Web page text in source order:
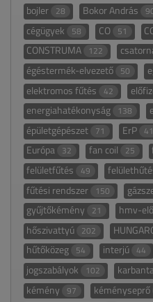
bojler 28 Bokor András
cégügyek 58 CO 51
CONSTRUMA 122
égéstermék-elvezető 50
elektromos fűtés 42
energiahatékonyság 138
épületgépészet 71 ErP 41
Európa 32 fan coil 25
felületfűtés 49
fűtési rendszer 150
gyűjtőkémény 21 hmv-
hőszivattyú 202
hűtőközeg 54 interjú 44
jogszabályok 102
kémény 97 kéményseprő